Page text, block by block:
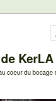
KerLA
coeur du bocage